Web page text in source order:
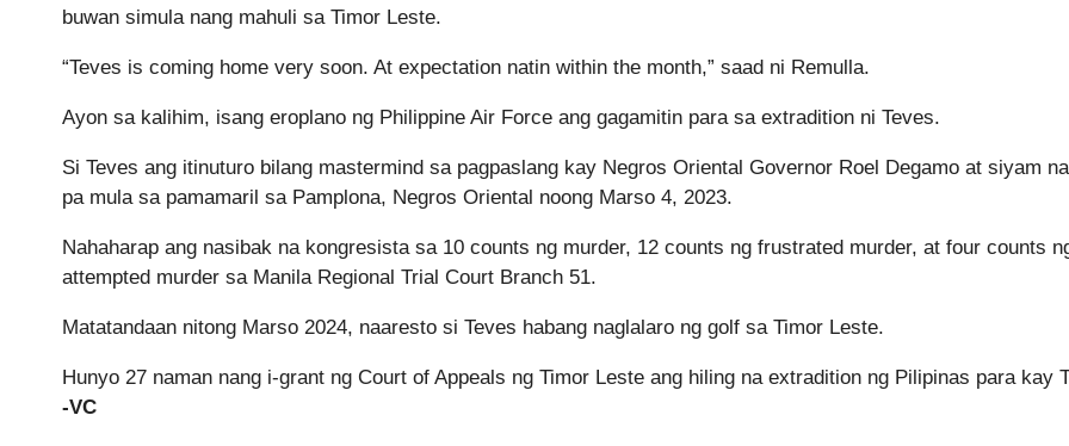
buwan simula nang mahuli sa Timor Leste.
“Teves is coming home very soon. At expectation natin within the month,” saad ni Remulla.
Ayon sa kalihim, isang eroplano ng Philippine Air Force ang gagamitin para sa extradition ni Teves.
Si Teves ang itinuturo bilang mastermind sa pagpaslang kay Negros Oriental Governor Roel Degamo at siyam
pa mula sa pamamaril sa Pamplona, Negros Oriental noong Marso 4, 2023.
Nahaharap ang nasibak na kongresista sa 10 counts ng murder, 12 counts ng frustrated murder, at four counts
attempted murder sa Manila Regional Trial Court Branch 51.
Matatandaan nitong Marso 2024, naaresto si Teves habang naglalaro ng golf sa Timor Leste.
Hunyo 27 naman nang i-grant ng Court of Appeals ng Timor Leste ang hiling na extradition ng Pilipinas para kay
-VC